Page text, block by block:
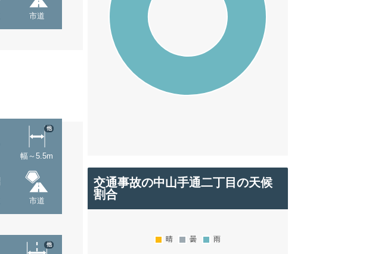
市道
幅～5.5m
他
市道
他
交通事故の中山手通二丁目の天候
割合